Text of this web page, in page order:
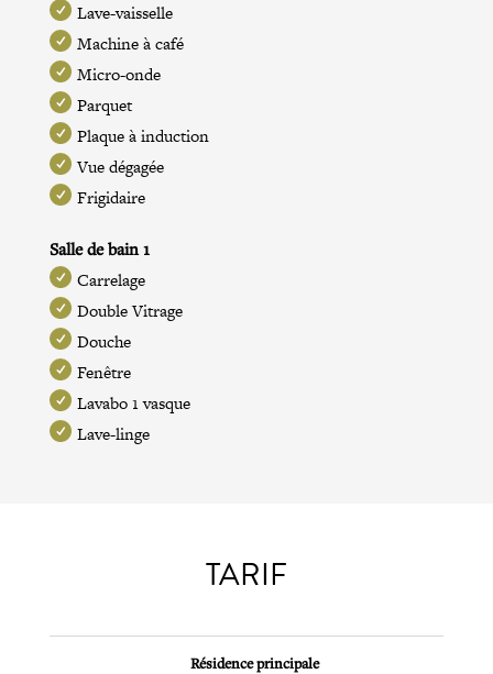
Lave-vaisselle
Machine à café
Micro-onde
Parquet
Plaque à induction
Vue dégagée
Frigidaire
Salle de bain 1
Carrelage
Double Vitrage
Douche
Fenêtre
Lavabo 1 vasque
Lave-linge
TARIF
Résidence principale